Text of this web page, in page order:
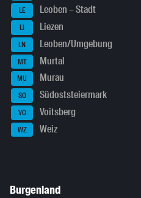
LE Leoben – Stadt
LI Liezen
LN Leoben/Umgebung
MT Murtal
MU Murau
SO Südoststeiermark
VO Voitsberg
WZ Weiz
Burgenland